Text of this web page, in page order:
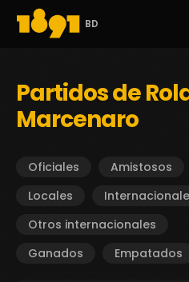
BD
Partidos de
Marcenaro
Oficiales
Amistosos
Locales
Otros internacionales
Ganados
Empatados